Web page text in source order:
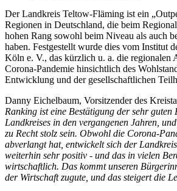
Der Landkreis Teltow-Fläming ist ein
Regionen in Deutschland, die beim
hohen Rang sowohl beim Niveau als auch
haben. Festgestellt wurde dies vom Institut
Köln e. V., das kürzlich u. a. die regionalen
Corona-Pandemie hinsichtlich des
Entwicklung und der gesellschaftlichen
Danny Eichelbaum, Vorsitzender des
Ranking ist eine Bestätigung der sehr guten
Landkreises in den vergangenen Jahren,
zu Recht stolz sein. Obwohl die Corona-
abverlangt hat, entwickelt sich der
weiterhin sehr positiv - und das in vielen
wirtschaftlich. Das kommt unseren
der Wirtschaft zugute, und das steigert die